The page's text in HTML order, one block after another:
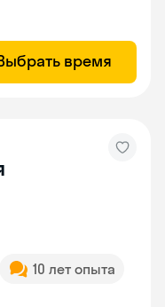
время
10 лет опыта